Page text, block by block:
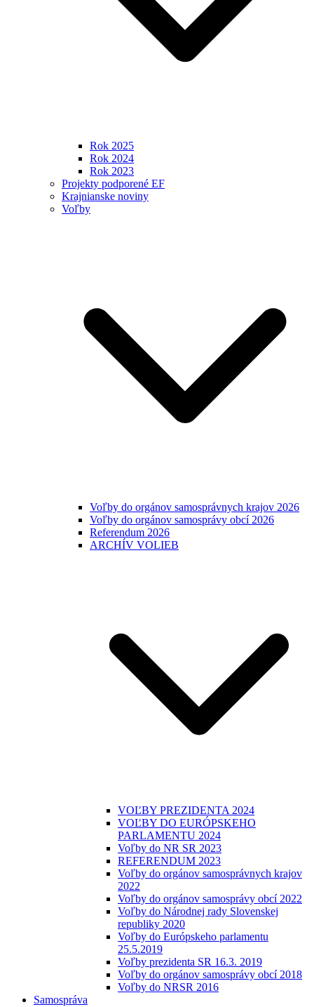
Rok 2025
Rok 2024
Rok 2023
Projekty podporené EF
Krajnianske noviny
Voľby
Voľby do orgánov samosprávnych krajov 2026
Voľby do orgánov samosprávy obcí 2026
Referendum 2026
ARCHÍV VOLIEB
VOĽBY PREZIDENTA 2024
VOĽBY DO EURÓPSKEHO
PARLAMENTU 2024
Voľby do NR SR 2023
REFERENDUM 2023
Voľby do orgánov samosprávnych krajov
2022
Voľby do orgánov samosprávy obcí 2022
Voľby do Národnej rady Slovenskej
republiky 2020
Voľby do Európskeho parlamentu
25.5.2019
Voľby prezidenta SR 16.3. 2019
Voľby do orgánov samosprávy obcí 2018
Voľby do NRSR 2016
Samospráva